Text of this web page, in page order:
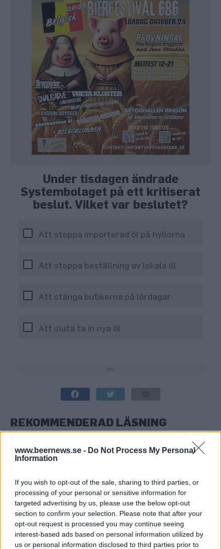
www.beernews.se - Do Not Process My Personal
Information
If you wish to opt-out of the sale, sharing to third parties, or
processing of your personal or sensitive information for
targeted advertising by us, please use the below opt-out
section to confirm your selection. Please note that after your
opt-out request is processed you may continue seeing
interest-based ads based on personal information utilized by
us or personal information disclosed to third parties prior to
Under tisdagen ändrade
Systembolaget på ett kritiserat
beslut. Vilket var beslutet?
Att stoppa importerad öl på hyllorna
Att stoppa beställning av lokala öl
Att stänga butikerna på lördagar
Att sluta ta in nya öl
0%
REKOMMENDERAD LÄSNING
Juniquizet – har du hängt med i nyhetsflödet?
Marsquizet – har du hängt med i nyhetsflödet?